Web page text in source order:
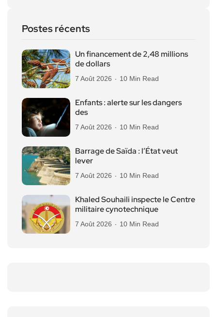
Postes récents
Un financement de 2,48 millions
de dollars
7 Août 2026 10 Min Read
Enfants : alerte sur les dangers
des
7 Août 2026 10 Min Read
Barrage de Saïda : l’État veut
lever
7 Août 2026 10 Min Read
Khaled Souhaili inspecte le Centre
militaire cynotechnique
7 Août 2026 10 Min Read